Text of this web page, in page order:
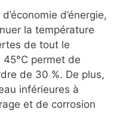
d’énergie,
la température
de tout le
permet de
de 30 %. De plus,
inférieures à
et de corrosion